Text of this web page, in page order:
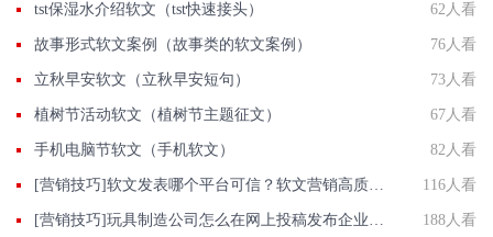
tst保湿水介绍软文（tst快速接头） 62人看
故事形式软文案例（故事类的软文案例） 76人看
立秋早安软文（立秋早安短句） 73人看
植树节活动软文（植树节主题征文） 67人看
手机电脑节软文（手机软文） 82人看
116人看
188人看